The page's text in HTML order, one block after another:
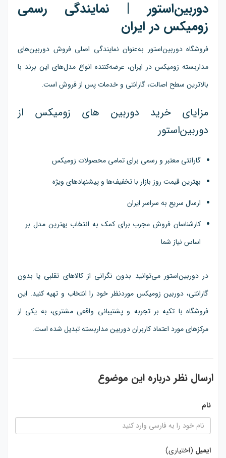
دوربین‌استور | نمایندگی رسمی
زومیکس در ایران
فروشگاه دوربین‌استور به‌عنوان نمایندگی اصلی فروش دوربین‌های
مداربسته زومیکس در ایران، عرضه‌کننده انواع مدل‌های این برند با
بالاترین سطح اصالت، گارانتی و خدمات پس از فروش است.
مزایای خرید دوربین های زومیکس از
دوربین‌استور
گارانتی معتبر و رسمی برای تمامی محصولات زومیکس
بهترین قیمت روز بازار با تخفیف‌ها و پیشنهادهای ویژه
ارسال سریع به سراسر ایران
کارشناسان فروش مجرب برای کمک به انتخاب بهترین مدل بر
اساس نیاز شما
در دوربین‌استور می‌توانید بدون نگرانی از کالاهای تقلبی یا بدون
گارانتی، دوربین زومیکس موردنظر خود را انتخاب و تهیه کنید. این
فروشگاه با تکیه بر تجربه و پشتیبانی واقعی مشتری، به یکی از
مرکزهای مورد اعتماد کاربران دوربین مداربسته تبدیل شده است.
ارسال نظر درباره این موضوع
نام
ایمیل (اختیاری)